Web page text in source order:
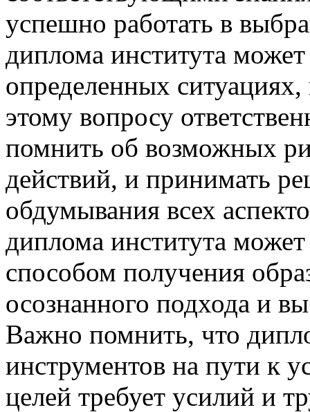
успешно работать в
диплома института
определенных
этому вопросу
помнить об возможных
действий, и принимать
обдумывания всех
диплома института
способом получения
осознанного подхода и
Важно помнить, что
инструментов на пути к
целей требует усилий и